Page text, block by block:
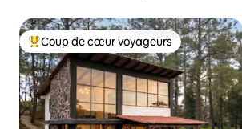
Coups de cœur voyageurs les plus
Coup de cœur voyageurs